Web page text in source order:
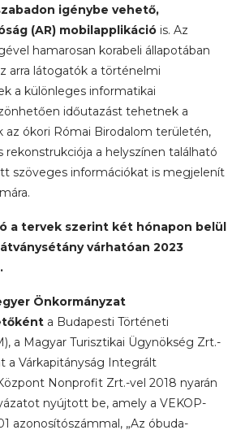
igénybe vehető,
(AR) mobilapplikáció is. Az
hamarosan korabeli állapotában
arra látogatók a történelmi
a különleges informatikai
időutazást tehetnek a
az ókori Római Birodalom területén,
rekonstrukciója a helyszínen található
szöveges információkat is megjelenít
a tervek szerint két hónapon belül
várhatóan 2023
Önkormányzat
a Budapesti Történeti
a Magyar Turisztikai Ügynökség Zrt.-
a Várkapitányság Integrált
Nonprofit Zrt.-vel 2018 nyarán
nyújtott be, amely a VEKOP-
azonosítószámmal, „Az óbuda-